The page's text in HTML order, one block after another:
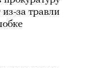
за травли